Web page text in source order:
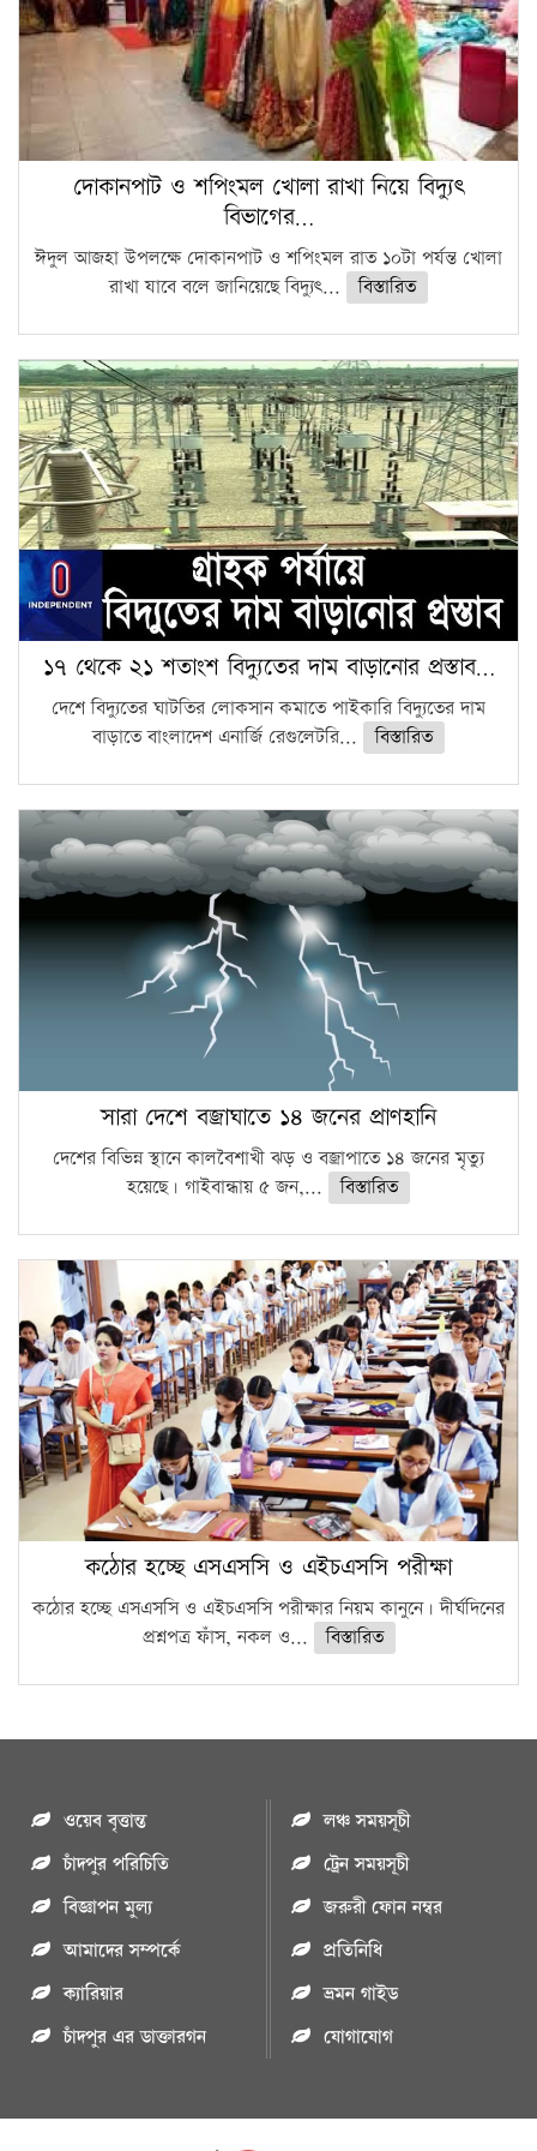
দোকানপাট ও শপিংমল খোলা রাখা নিয়ে বিদ্যুৎ
বিভাগের…
ঈদুল আজহা উপলক্ষে দোকানপাট ও শপিংমল রাত ১০টা পর্যন্ত খোলা
রাখা যাবে বলে জানিয়েছে বিদ্যুৎ...
বিস্তারিত
১৭ থেকে ২১ শতাংশ বিদ্যুতের দাম বাড়ানোর প্রস্তাব…
দেশে বিদ্যুতের ঘাটতির লোকসান কমাতে পাইকারি বিদ্যুতের দাম
বাড়াতে বাংলাদেশ এনার্জি রেগুলেটরি...
বিস্তারিত
সারা দেশে বজ্রাঘাতে ১৪ জনের প্রাণহানি
দেশের বিভিন্ন স্থানে কালবৈশাখী ঝড় ও বজ্রাপাতে ১৪ জনের মৃত্যু
হয়েছে। গাইবান্ধায় ৫ জন,...
বিস্তারিত
কঠোর হচ্ছে এসএসসি ও এইচএসসি পরীক্ষা
কঠোর হচ্ছে এসএসসি ও এইচএসসি পরীক্ষার নিয়ম কানুনে। দীর্ঘদিনের
প্রশ্নপত্র ফাঁস, নকল ও...
বিস্তারিত
ওয়েব বৃত্তান্ত
চাঁদপুর পরিচিতি
বিজ্ঞাপন মুল্য
আমাদের সম্পর্কে
ক্যারিয়ার
চাঁদপুর এর ডাক্তারগন
লঞ্চ সময়সূচী
ট্রেন সময়সূচী
জরুরী ফোন নম্বর
প্রতিনিধি
ভ্রমন গাইড
যোগাযোগ